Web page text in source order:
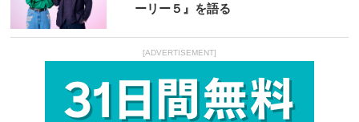
ーリー５』を語る
[ADVERTISEMENT]